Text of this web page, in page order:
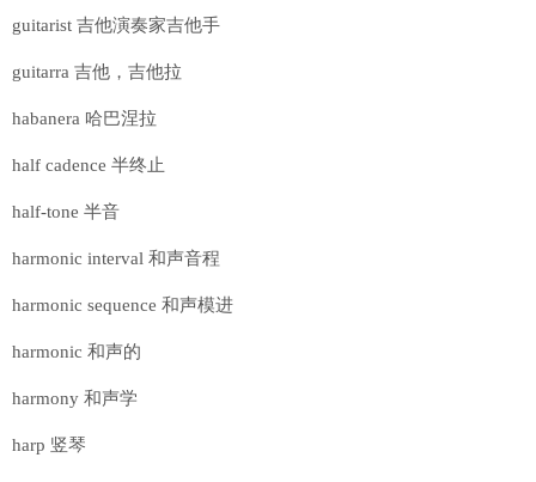
guitarist 吉他演奏家吉他手
guitarra 吉他，吉他拉
habanera 哈巴涅拉
half cadence 半终止
half-tone 半音
harmonic interval 和声音程
harmonic sequence 和声模进
harmonic 和声的
harmony 和声学
harp 竖琴